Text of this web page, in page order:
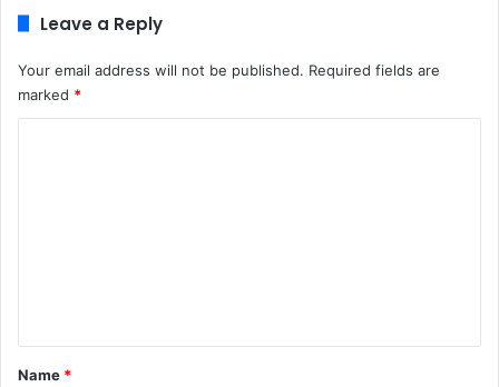
Leave a Reply
Your email address will not be published. Required fields are
marked *
*
Name *